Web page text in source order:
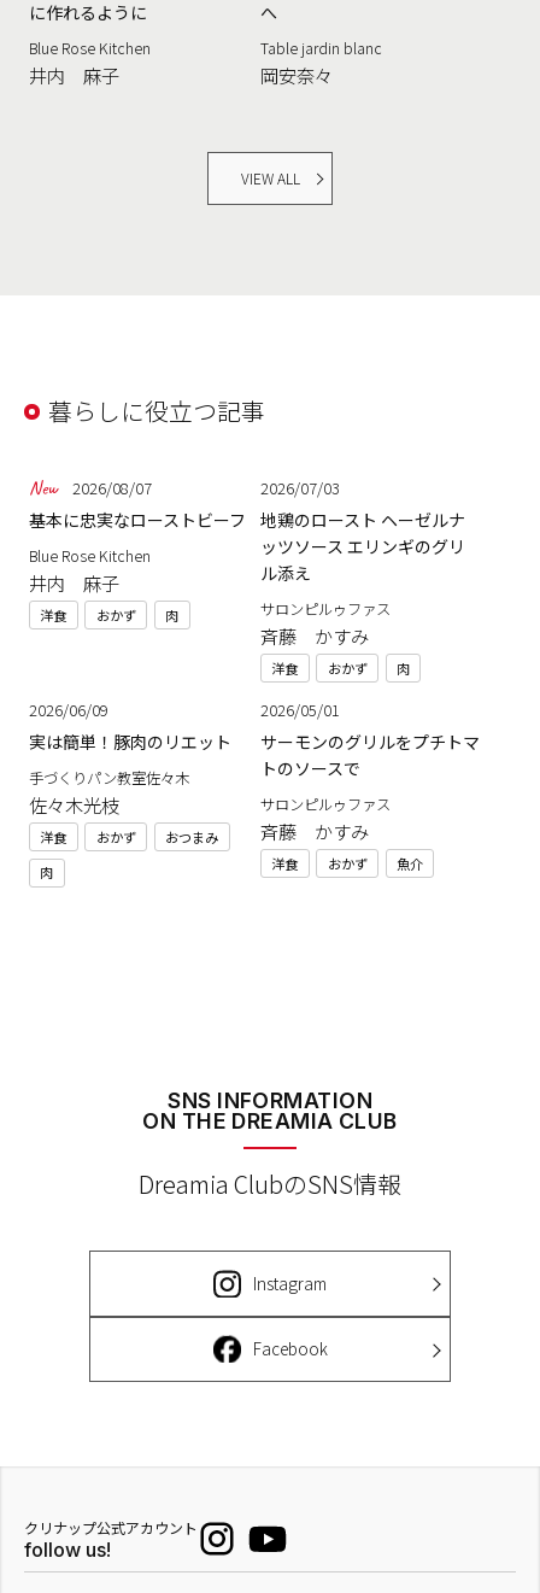
に作れるように
Blue Rose Kitchen
井内 麻子
へ
Table jardin blanc
岡安奈々
VIEW ALL
暮らしに役立つ記事
2026/08/07
基本に忠実なローストビーフ
Blue Rose Kitchen
井内 麻子
洋食 おかず 肉
2026/07/03
地鶏のロースト ヘーゼルナ
ッツソース エリンギのグリ
ル添え
サロンピルゥファス
斉藤 かすみ
洋食 おかず 肉
2026/06/09
実は簡単！豚肉のリエット
手づくりパン教室佐々木
佐々木光枝
洋食 おかず
おつまみ
肉
2026/05/01
サーモンのグリルをプチトマ
トのソースで
サロンピルゥファス
斉藤 かすみ
洋食 おかず 魚介
SNS INFORMATION
ON THE DREAMIA CLUB
Dreamia ClubのSNS情報
Instagram
Facebook
クリナップ公式アカウント
follow us!